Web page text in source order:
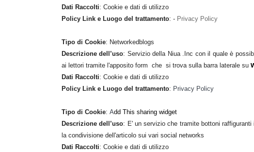
Dati Raccolti: Cookie e dati di utilizzo
Policy Link e Luogo del trattamento: - Privacy Policy
Tipo di Cookie: Networkedblogs
Descrizione dell’uso: Servizio della Niua .Inc con il quale è
ai lettori tramite l'apposito form che si trova sulla barra laterale su
Dati Raccolti: Cookie e dati di utilizzo
Policy Link e Luogo del trattamento: Privacy Policy
Tipo di Cookie: Add This sharing widget
Descrizione dell’uso: E' un servizio che tramite bottoni
la condivisione dell'articolo sui vari social networks
Dati Raccolti: Cookie e dati di utilizzo